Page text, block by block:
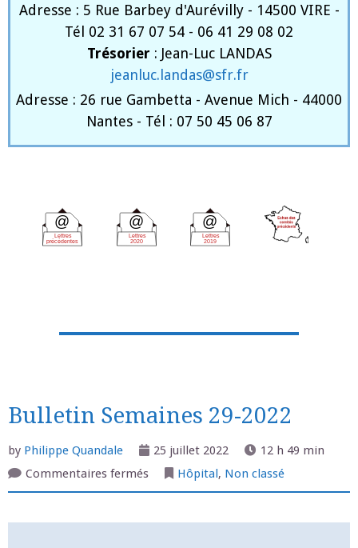
Adresse : 5 Rue Barbey d'Aurévilly - 14500 VIRE -
Tél 02 31 67 07 54 - 06 41 29 08 02
Trésorier : Jean-Luc LANDAS
jeanluc.landas@sfr.fr
Adresse : 26 rue Gambetta - Avenue Mich - 44000
Nantes - Tél : 07 50 45 06 87
@
Lettres
précédentes
@
Lettres
2020
@
Lettres
2019
Bulletin Semaines 29-2022
by Philippe Quandale 25 juillet 2022
12 h 49 min
Commentaires ferméssur
Bulletin
Semaines
Hôpital, Non classé